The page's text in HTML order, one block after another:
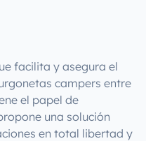
facilita y asegura el
campers entre
el papel de
una solución
en total libertad y